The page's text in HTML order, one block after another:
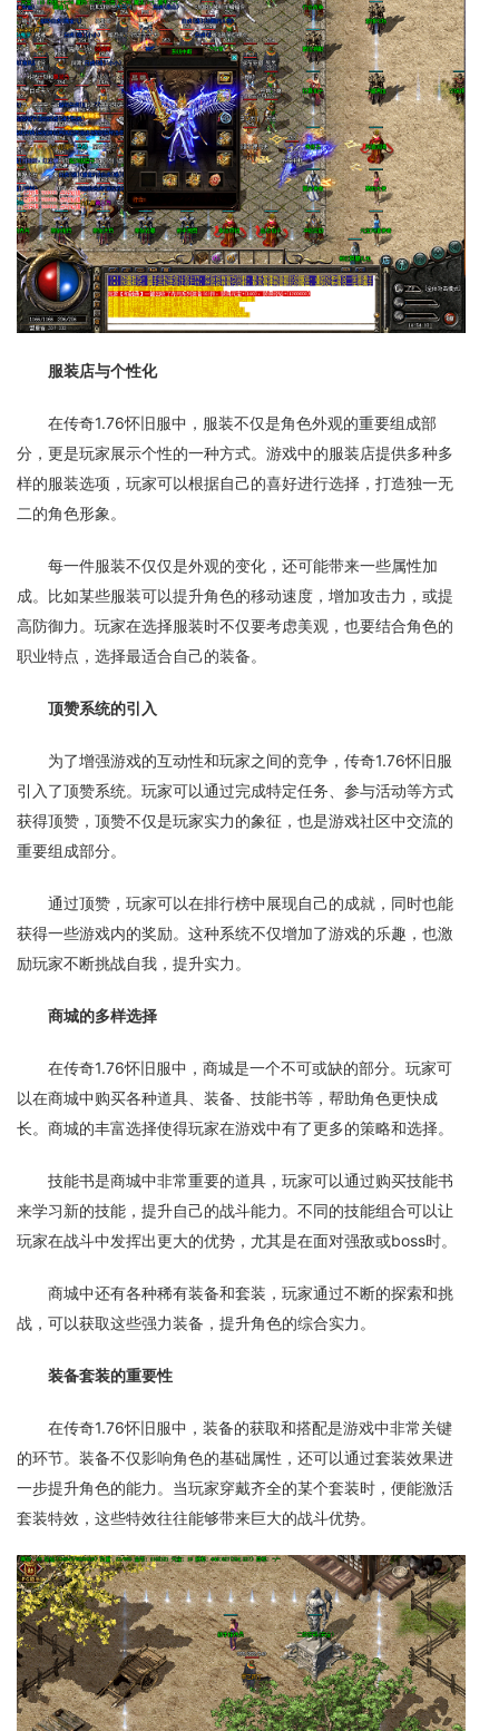
服装店与个性化
在传奇1.76怀旧服中，服装不仅是角色外观的重要组成部
分，更是玩家展示个性的一种方式。游戏中的服装店提供多种多
样的服装选项，玩家可以根据自己的喜好进行选择，打造独一无
二的角色形象。
每一件服装不仅仅是外观的变化，还可能带来一些属性加
成。比如某些服装可以提升角色的移动速度，增加攻击力，或提
高防御力。玩家在选择服装时不仅要考虑美观，也要结合角色的
职业特点，选择最适合自己的装备。
顶赞系统的引入
为了增强游戏的互动性和玩家之间的竞争，传奇1.76怀旧服
引入了顶赞系统。玩家可以通过完成特定任务、参与活动等方式
获得顶赞，顶赞不仅是玩家实力的象征，也是游戏社区中交流的
重要组成部分。
通过顶赞，玩家可以在排行榜中展现自己的成就，同时也能
获得一些游戏内的奖励。这种系统不仅增加了游戏的乐趣，也激
励玩家不断挑战自我，提升实力。
商城的多样选择
在传奇1.76怀旧服中，商城是一个不可或缺的部分。玩家可
以在商城中购买各种道具、装备、技能书等，帮助角色更快成
长。商城的丰富选择使得玩家在游戏中有了更多的策略和选择。
技能书是商城中非常重要的道具，玩家可以通过购买技能书
来学习新的技能，提升自己的战斗能力。不同的技能组合可以让
玩家在战斗中发挥出更大的优势，尤其是在面对强敌或boss时。
商城中还有各种稀有装备和套装，玩家通过不断的探索和挑
战，可以获取这些强力装备，提升角色的综合实力。
装备套装的重要性
在传奇1.76怀旧服中，装备的获取和搭配是游戏中非常关键
的环节。装备不仅影响角色的基础属性，还可以通过套装效果进
一步提升角色的能力。当玩家穿戴齐全的某个套装时，便能激活
套装特效，这些特效往往能够带来巨大的战斗优势。